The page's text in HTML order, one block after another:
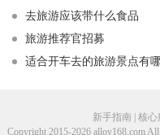
去旅游应该带什么食品
旅游推荐官招募
适合开车去的旅游景点有
新手指南 | 核心
Copyright 2015-2026 alloy168.com